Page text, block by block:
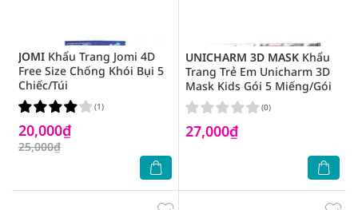
JOMI Khẩu Trang Jomi 4D
Free Size Chống Khói Bụi 5
Chiếc/Túi
20,000₫
25,000₫
(1)
UNICHARM 3D MASK Khẩu
Trang Trẻ Em Unicharm 3D
Mask Kids Gói 5 Miếng/Gói
27,000₫
(0)